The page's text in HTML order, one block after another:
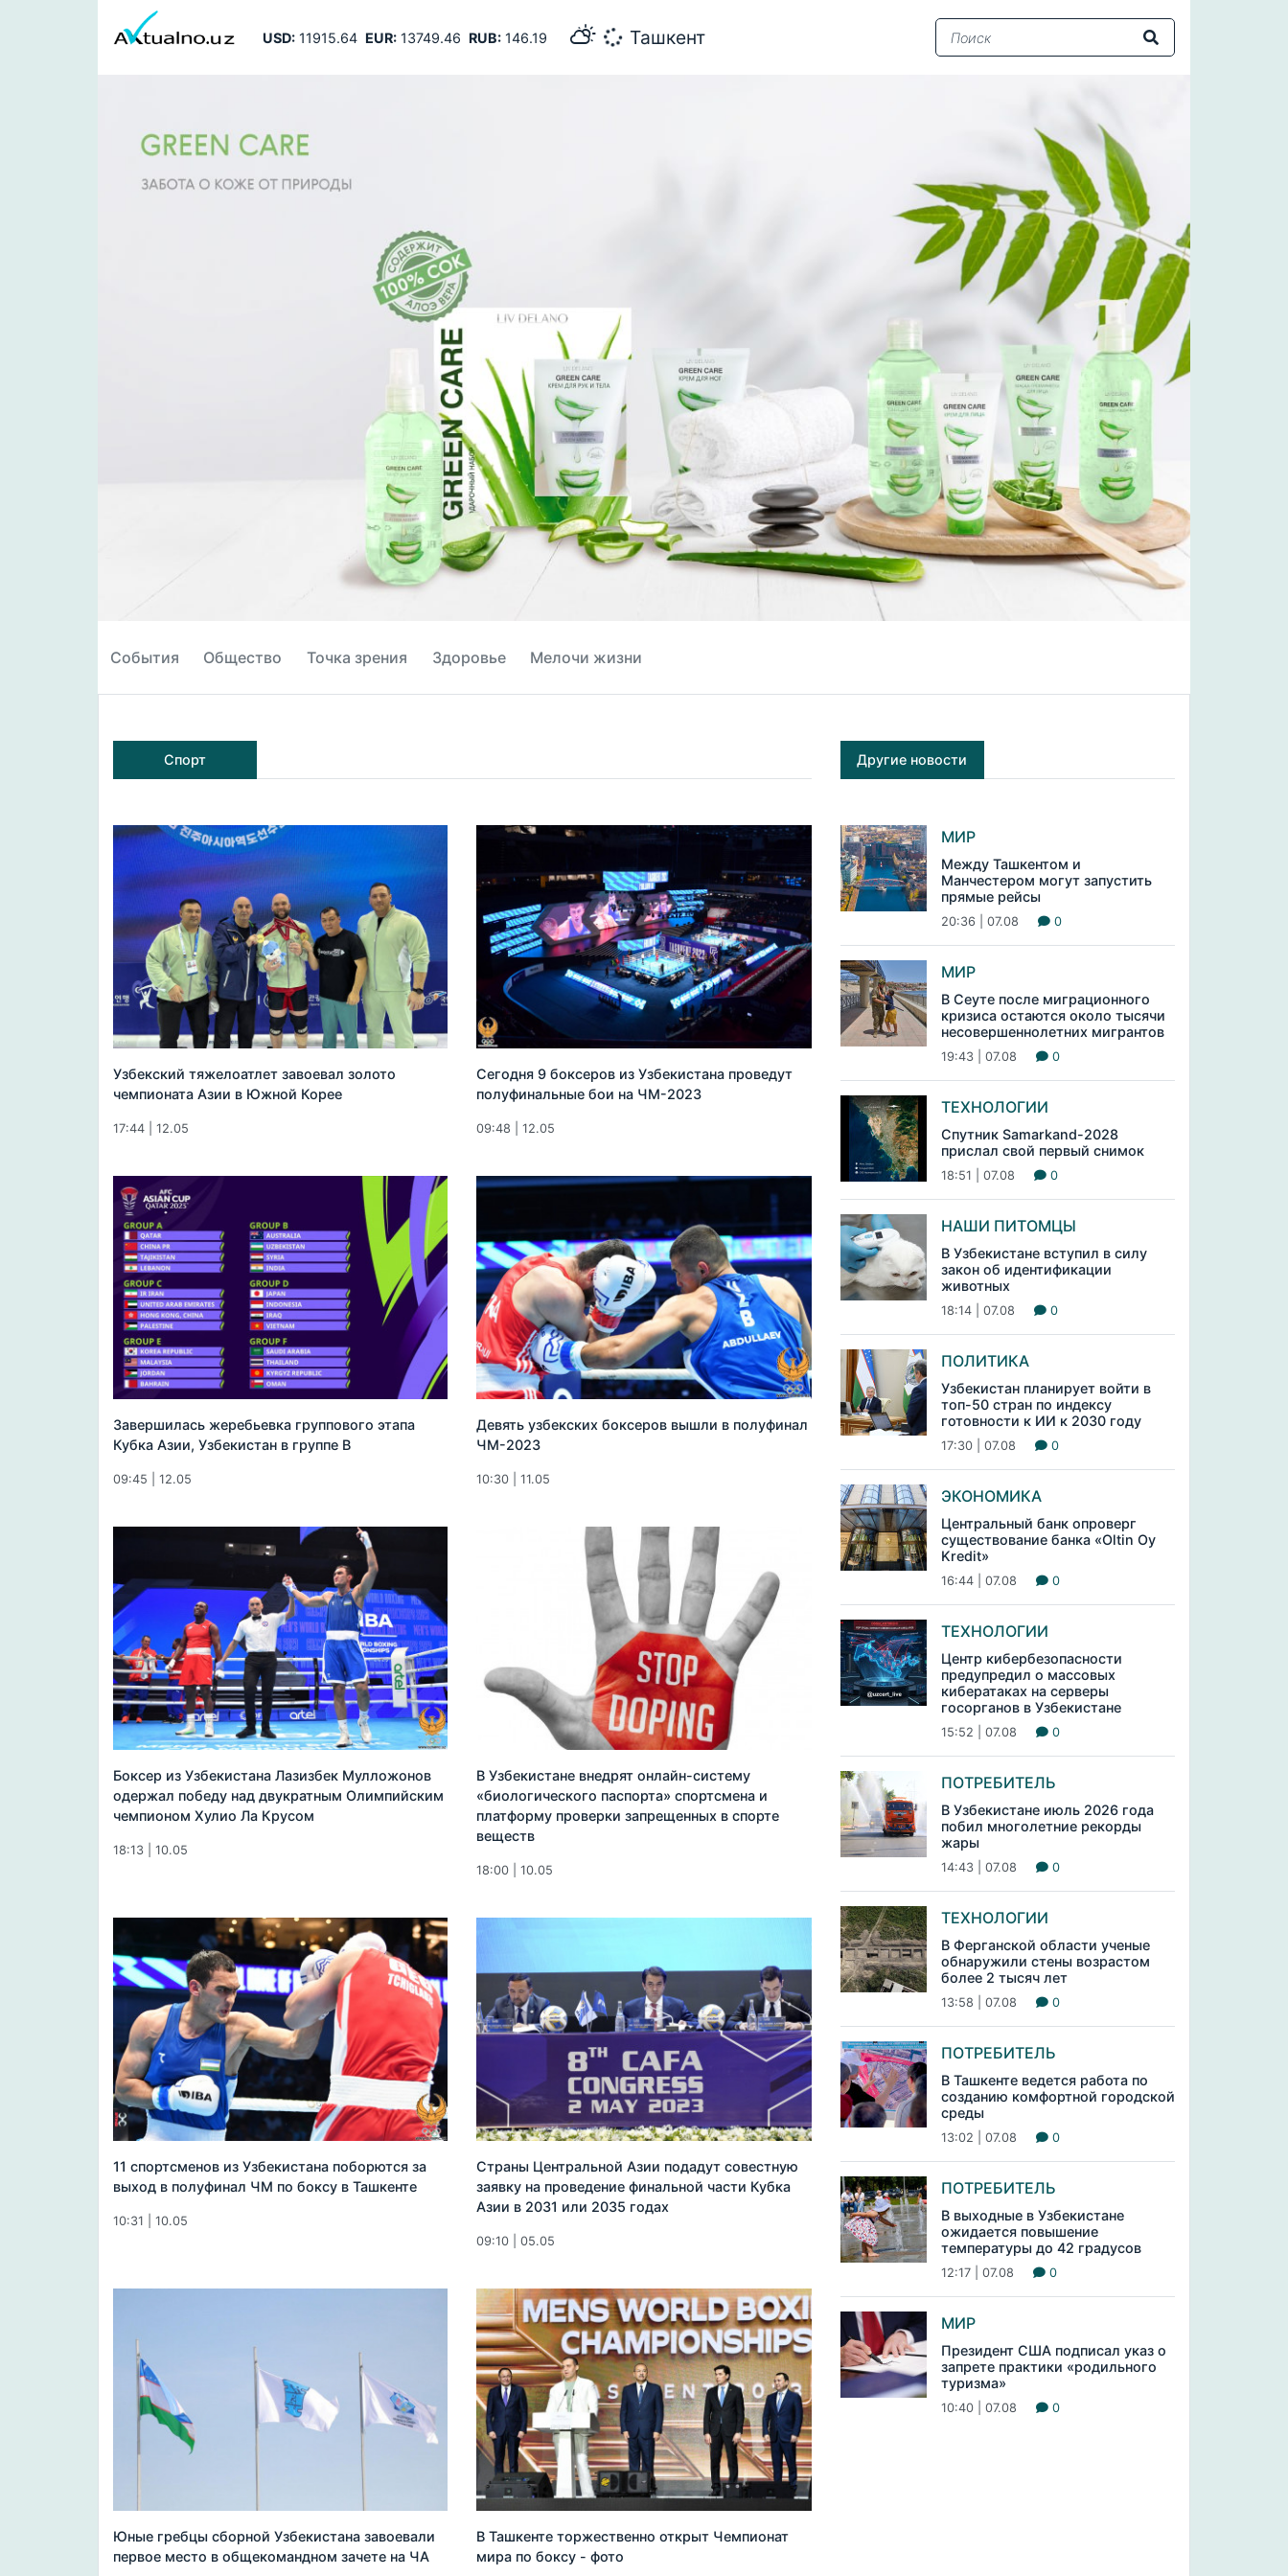
USD:11915.64 EUR:13749.46 RUB:146.19 38 Самарканд
События Общество Точка зрения Здоровье Мелочи жизни
Спорт
Узбекский тяжелоатлет завоевал золото
чемпионата Азии в Южной Корее
17:44 | 12.05
Сегодня 9 боксеров из Узбекистана проведут
полуфинальные бои на ЧМ-2023
09:48 | 12.05
Завершилась жеребьевка группового этапа
Кубка Азии, Узбекистан в группе B
09:45 | 12.05
Девять узбекских боксеров вышли в полуфинал
ЧМ-2023
10:30 | 11.05
Боксер из Узбекистана Лазизбек Мулложонов
одержал победу над двукратным Олимпийским
чемпионом Хулио Ла Крусом
18:13 | 10.05
В Узбекистане внедрят онлайн-систему
«биологического паспорта» спортсмена и
платформу проверки запрещенных в спорте
веществ
18:00 | 10.05
11 спортсменов из Узбекистана поборются за
выход в полуфинал ЧМ по боксу в Ташкенте
10:31 | 10.05
Страны Центральной Азии подадут совестную
заявку на проведение финальной части Кубка
Азии в 2031 или 2035 годах
09:10 | 05.05
Юные гребцы сборной Узбекистана завоевали
первое место в общекомандном зачете на ЧА
В Ташкенте торжественно открыт Чемпионат
мира по боксу - фото
Другие новости
МИР
Между Ташкентом и
Манчестером могут запустить
прямые рейсы
20:36 | 07.08 0
МИР
В Сеуте после миграционного
кризиса остаются около тысячи
несовершеннолетних мигрантов
19:43 | 07.08 0
ТЕХНОЛОГИИ
Спутник Samarkand-2028
прислал свой первый снимок
18:51 | 07.08 0
НАШИ ПИТОМЦЫ
В Узбекистане вступил в силу
закон об идентификации
животных
18:14 | 07.08 0
ПОЛИТИКА
Узбекистан планирует войти в
топ-50 стран по индексу
готовности к ИИ к 2030 году
17:30 | 07.08 0
ЭКОНОМИКА
Центральный банк опроверг
существование банка «Oltin Oy
Kredit»
16:44 | 07.08 0
ТЕХНОЛОГИИ
Центр кибербезопасности
предупредил о массовых
кибератаках на серверы
госорганов в Узбекистане
15:52 | 07.08 0
ПОТРЕБИТЕЛЬ
В Узбекистане июль 2026 года
побил многолетние рекорды
жары
14:43 | 07.08 0
ТЕХНОЛОГИИ
В Ферганской области ученые
обнаружили стены возрастом
более 2 тысяч лет
13:58 | 07.08 0
ПОТРЕБИТЕЛЬ
В Ташкенте ведется работа по
созданию комфортной городской
среды
13:02 | 07.08 0
ПОТРЕБИТЕЛЬ
В выходные в Узбекистане
ожидается повышение
температуры до 42 градусов
12:17 | 07.08 0
МИР
Президент США подписал указ о
запрете практики «родильного
туризма»
10:40 | 07.08 0